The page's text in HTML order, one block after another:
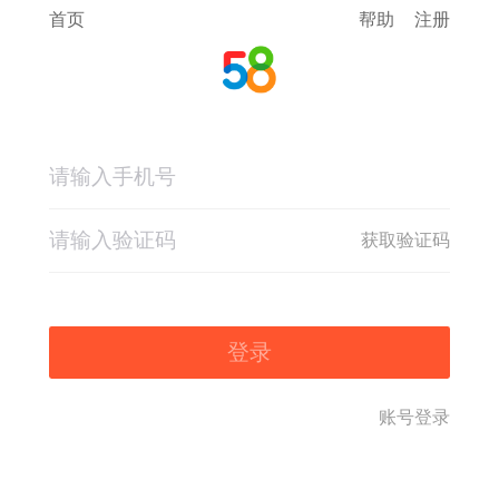
首页 帮助 注册
获取验证码
登录
账号登录